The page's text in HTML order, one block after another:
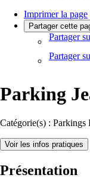
Imprimer la page
Partager cette
Partager
Partager
Parking
Catégorie(s) : Parkings
Voir les infos pratiques
Présentation